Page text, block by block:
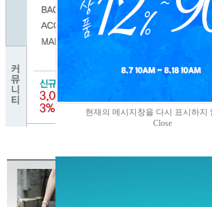
현재의 메시지창을 다시 표시하지
Close